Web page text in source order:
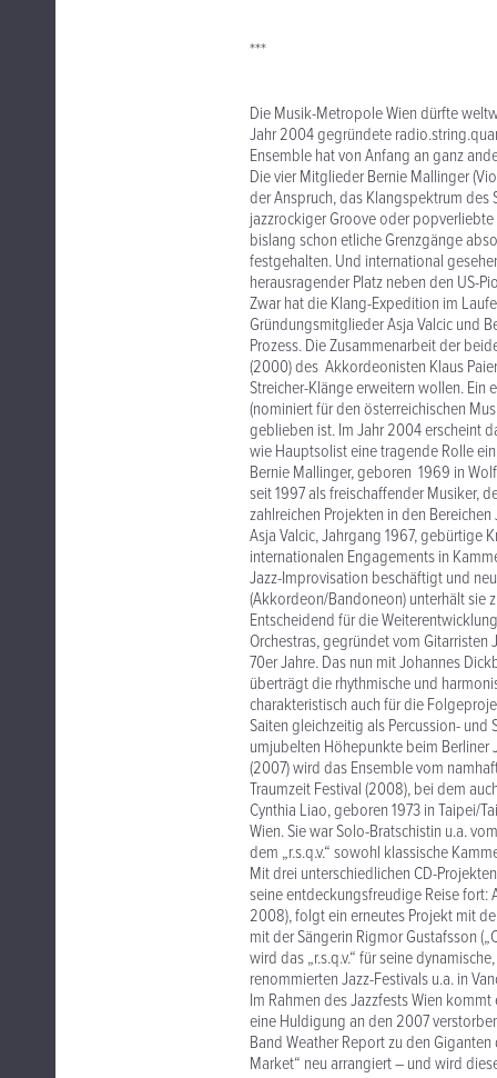
***
Die Musik-Metropole Wien dürfte
Jahr 2004 gegründete
Ensemble hat von Anfang an ganz
Die vier Mitglieder Bernie Mallinger
der Anspruch, das Klangspektrum des
jazzrockiger Groove oder
bislang schon etliche Grenzgänge
festgehalten. Und international
herausragender Platz neben den US-
Zwar hat die Klang-Expedition im
Gründungsmitglieder Asja Valcic und
Prozess. Die Zusammenarbeit der
(2000) des Akkordeonisten Klaus
Streicher-Klänge erweitern wollen.
(nominiert für den österreichischen
geblieben ist. Im Jahr 2004 erscheint
wie Hauptsolist eine tragende Rolle
Bernie Mallinger, geboren 1969 in
seit 1997 als freischaffender Musiker,
zahlreichen Projekten in den
Asja Valcic, Jahrgang 1967, gebürtige
internationalen Engagements in
Jazz-Improvisation beschäftigt und
(Akkordeon/Bandoneon) unterhält sie
Entscheidend für die
Orchestras, gegründet vom
70er Jahre. Das nun mit Johannes
überträgt die rhythmische und
charakteristisch auch für die
Saiten gleichzeitig als Percussion-
umjubelten Höhepunkte beim Berliner
(2007) wird das Ensemble vom
Traumzeit Festival (2008), bei dem
Cynthia Liao, geboren 1973 in Taipei/
Wien. Sie war Solo-Bratschistin u.a.
dem „r.s.q.v.“ sowohl klassische
Mit drei unterschiedlichen CD-
seine entdeckungsfreudige Reise fort:
2008), folgt ein erneutes Projekt mit
mit der Sängerin Rigmor Gustafsson
wird das „r.s.q.v.“ für seine
renommierten Jazz-Festivals u.a. in
Im Rahmen des Jazzfests Wien
eine Huldigung an den 2007
Band Weather Report zu den
Market“ neu arrangiert – und wird